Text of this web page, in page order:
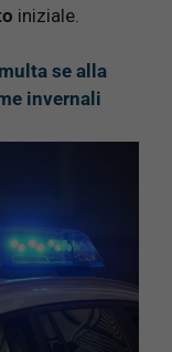
iniziale.
se alla
invernali